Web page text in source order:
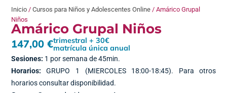
Inicio/ Cursos para Niños y Adolescentes Online/ Amárico Grupal
Niños
Amárico Grupal Niños
147,00 €trimestral + 30€
matrícula única anual
Sesiones: 1 por semana de 45min.
Horarios: GRUPO 1 (MIERCOLES 18:00-18:45). Para otros
horarios consultar disponibilidad.